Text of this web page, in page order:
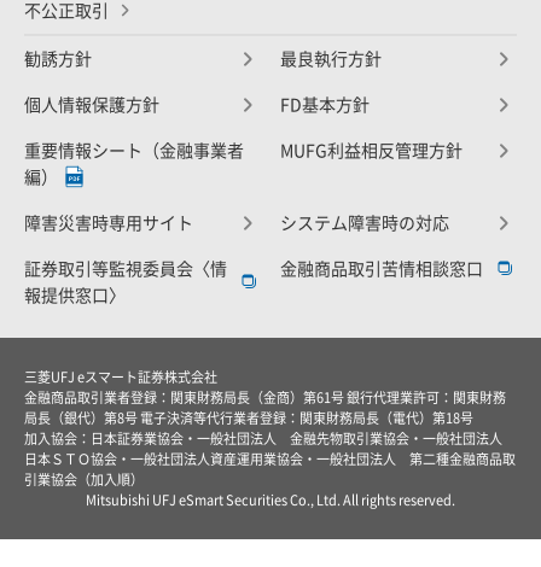
不公正取引
勧誘方針 最良執行方針
個人情報保護方針 FD基本方針
重要情報シート（金融事業者
編）
MUFG利益相反管理方針
障害災害時専用サイト システム障害時の対応
証券取引等監視委員会〈情
報提供窓口〉
金融商品取引苦情相談窓口
三菱UFJ eスマート証券株式会社
金融商品取引業者登録：関東財務局長（金商）第61号 銀行代理業許可：関東財務
局長（銀代）第8号 電子決済等代行業者登録：関東財務局長（電代）第18号
加入協会：日本証券業協会・一般社団法人 金融先物取引業協会・一般社団法人
日本ＳＴＯ協会・一般社団法人資産運用業協会・一般社団法人 第二種金融商品取
引業協会（加入順）
Mitsubishi UFJ eSmart Securities Co., Ltd. All rights reserved.